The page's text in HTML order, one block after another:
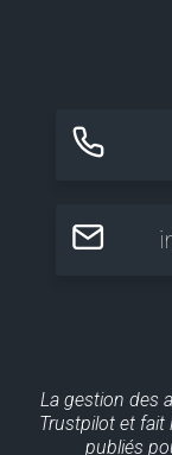
La gestion des
Trustpilot et
publiés